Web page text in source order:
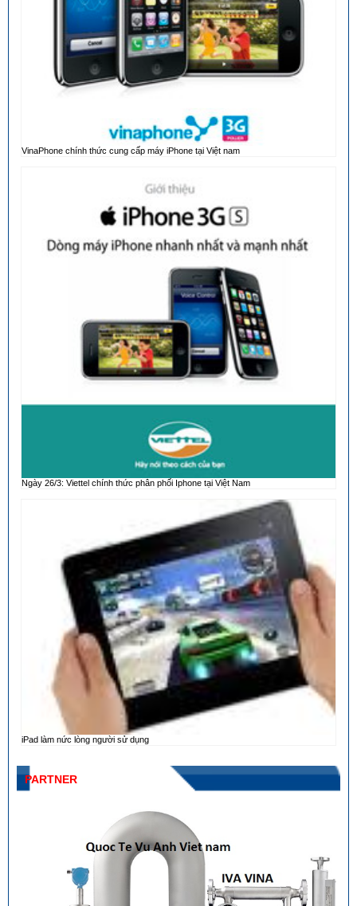
VinaPhone chính thức cung cấp máy iPhone tại Việt nam
Ngày 26/3: Viettel chính thức phân phối Iphone tại Việt Nam
iPad làm nức lòng người sử dụng
PARTNER